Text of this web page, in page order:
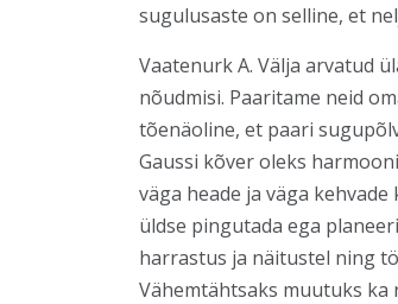
sugulusaste on selline, et
Vaatenurk A. Välja arvatud
nõudmisi. Paaritame neid
tõenäoline, et paari
Gaussi kõver oleks
väga heade ja väga
üldse pingutada ega
harrastus ja näitustel ning
Vähemtähtsaks muutuks